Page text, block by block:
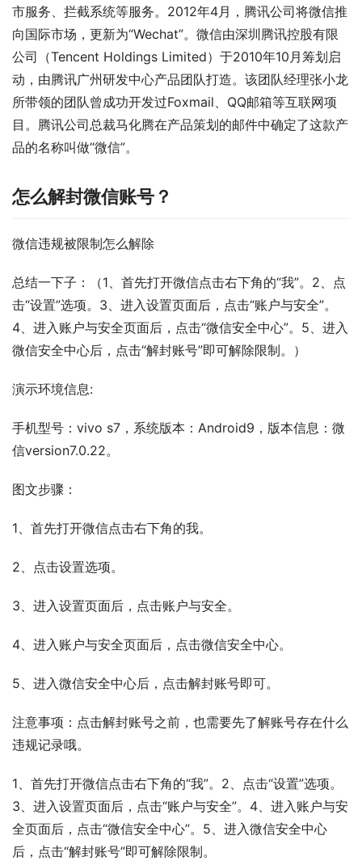
市服务、拦截系统等服务。2012年4月，腾讯公司将微信推
向国际市场，更新为“Wechat”。微信由深圳腾讯控股有限
公司（Tencent Holdings Limited）于2010年10月筹划启
动，由腾讯广州研发中心产品团队打造。该团队经理张小龙
所带领的团队曾成功开发过Foxmail、QQ邮箱等互联网项
目。腾讯公司总裁马化腾在产品策划的邮件中确定了这款产
品的名称叫做“微信”。
怎么解封微信账号？
微信违规被限制怎么解除
总结一下子：（1、首先打开微信点击右下角的“我”。2、点
击“设置”选项。3、进入设置页面后，点击“账户与安全”。
4、进入账户与安全页面后，点击“微信安全中心”。5、进入
微信安全中心后，点击“解封账号”即可解除限制。）
演示环境信息:
手机型号：vivo s7，系统版本：Android9，版本信息：微
信version7.0.22。
图文步骤：
1、首先打开微信点击右下角的我。
2、点击设置选项。
3、进入设置页面后，点击账户与安全。
4、进入账户与安全页面后，点击微信安全中心。
5、进入微信安全中心后，点击解封账号即可。
注意事项：点击解封账号之前，也需要先了解账号存在什么
违规记录哦。
1、首先打开微信点击右下角的“我”。2、点击“设置”选项。
3、进入设置页面后，点击“账户与安全”。4、进入账户与安
全页面后，点击“微信安全中心”。5、进入微信安全中心
后，点击“解封账号”即可解除限制。